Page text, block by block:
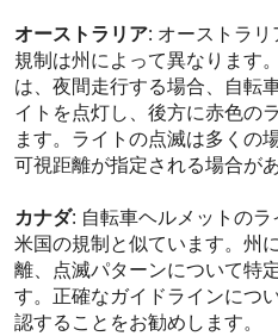
オーストラリア: オーストラ
規制は州によって異なります
は、夜間走行する場合、自転
イトを点灯し、後方に赤色の
ます。ライトの点滅は多くの
可視距離が指定される場合があ
カナダ: 自転車ヘルメットの
米国の規制と似ています。州
離、点滅パターンについて特
す。正確なガイドラインにつ
認することをお勧めします。